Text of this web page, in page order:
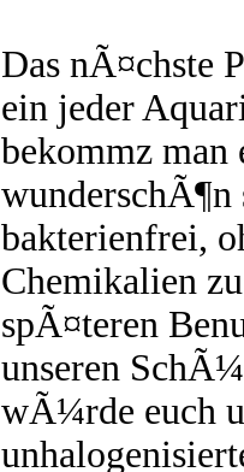
Das nÃ¤chste
ein jeder
bekommz
wunderschÃ¶n
bakterienfrei,
Chemikalien
spÃ¤teren
unseren
wÃ¼rde euch